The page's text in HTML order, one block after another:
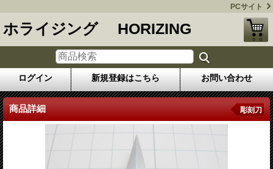
PCサイト
ホライジング HORIZING
ログイン 新規登録はこちら お問い合わせ
商品詳細 彫刻刀